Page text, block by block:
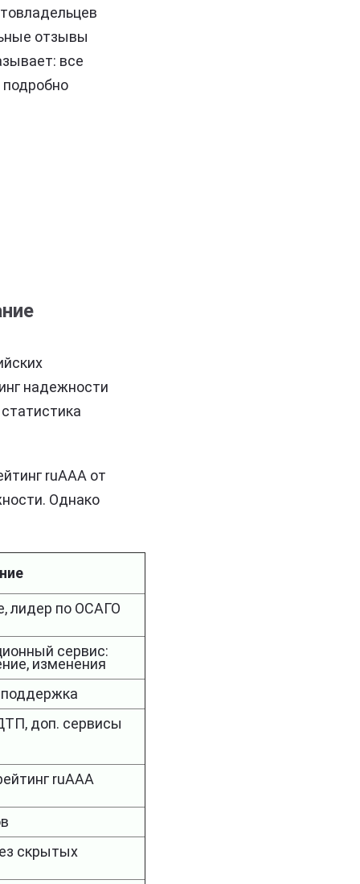
отзывы
все
надежности
ruAAA от
Однако
лидер по ОСАГО
сервис:
изменения
поддержка
доп. сервисы
ruAAA
скрытых